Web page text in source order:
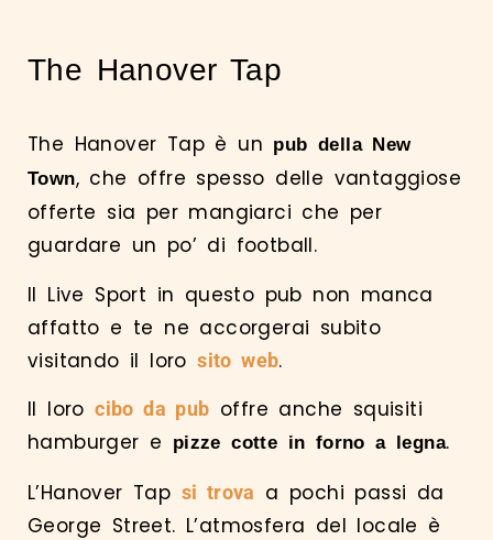
The Hanover Tap
The Hanover Tap è un pub della New
Town, che offre spesso delle vantaggiose
offerte sia per mangiarci che per
guardare un po’ di football.
Il Live Sport in questo pub non manca
affatto e te ne accorgerai subito
visitando il lorosito web.
Il lorocibo da pub offre anche squisiti
hamburger e
pizze cotte in forno a legna.
L’Hanover Tap si trova a pochi passi da
George Street. L’atmosfera del locale è